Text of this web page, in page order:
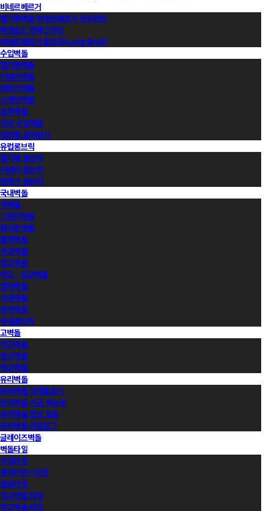
비네르베르거
벨기에벽돌 비네르베르거 정규라인
에겐순드 덴마크라인
비네르베르거 롱브릭(Long Brick)
수입벽돌
벨기에벽돌
이태리벽돌
덴마크벽돌
스페인벽돌
호주벽돌
이외 수입벽돌
컬러별 살펴보기
유럽롱브릭
벨기에 롱브릭
이태리 롱브릭
덴마크 롱브릭
국내벽돌
적벽돌
그레이벽돌
화이트벽돌
블랙벽돌
적고벽돌
청고벽돌
백고ㆍ회고벽돌
컬러벽돌
가공벽돌
유약벽돌
국내롱브릭
고벽돌
적고벽돌
청고벽돌
백고벽돌
유리벽돌
유리벽돌 전제품보기
유리벽돌 시공 매뉴얼
유리벽돌 영상 모음
유리벽돌 카달로그
글레이즈벽돌
벽돌타일
수입타일
롱(와이드) 타일
점토타일
적고벽돌 타일
청고벽돌 타일